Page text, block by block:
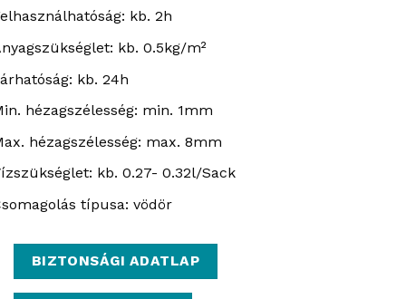
kb. 2h
kb. 0.5kg/m²
kb. 24h
hézagszélesség: min. 1mm
hézagszélesség: max. 8mm
kb. 0.27- 0.32l/Sack
típusa: vödör
BIZTONSÁGI ADATLAP